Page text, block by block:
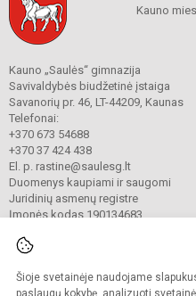
Šioje svetainėje naudojame
paslaugų kokybę, analizuoti
Kauno
Kauno „Saulės“ gimnazija
Savivaldybės biudžetinė įstaiga
Savanorių pr. 46, LT-44209, Kaunas
Telefonai:
+370 673 54688
+370 37 424 438
El. p. rastine@saulesg.lt
Duomenys kaupiami ir saugomi
Juridinių asmenų registre
Įmonės kodas 190134683
© 2023 Kauno „Saulės“
Kopijuoti turinį be raštiško